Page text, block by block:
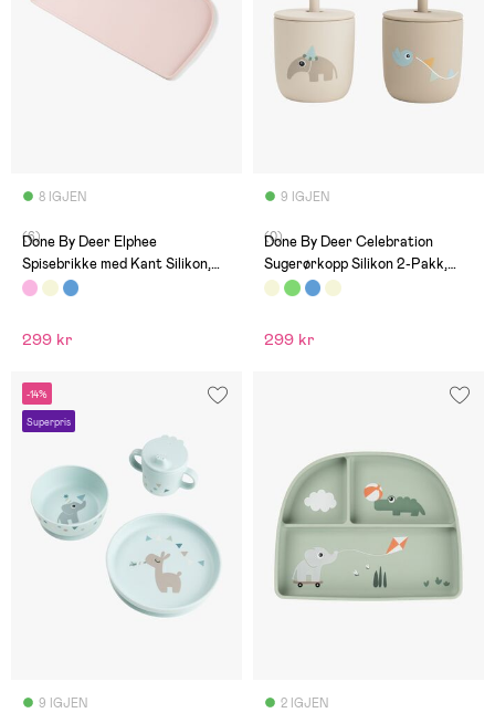
8 IGJEN
(6)
Done By Deer Elphee
Spisebrikke med Kant Silikon,
Powder
299 kr
9 IGJEN
(0)
Done By Deer Celebration
Sugerørkopp Silikon 2-Pakk,
Sand
299 kr
-14%
Superpris
9 IGJEN 2 IGJEN